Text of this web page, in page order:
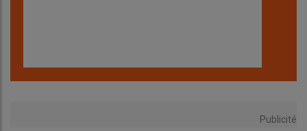
Publicité